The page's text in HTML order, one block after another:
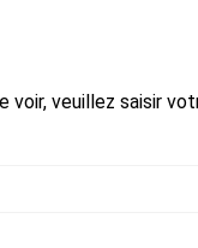
veuillez saisir